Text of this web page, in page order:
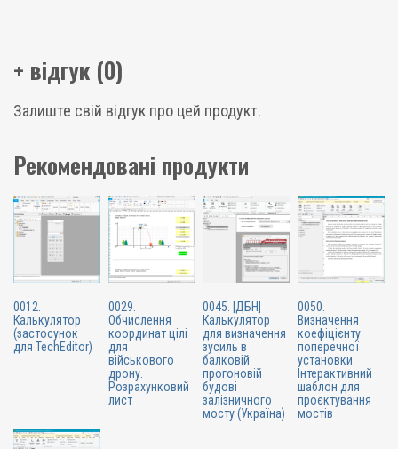
+ відгук (0)
Залиште свій відгук про цей продукт.
Рекомендовані продукти
0012.
Калькулятор
(застосунок
для TechEditor)
0029.
Обчислення
координат цілі
для
військового
дрону.
Розрахунковий
лист
0045. [ДБН]
Калькулятор
для визначення
зусиль в
балковій
прогоновій
будові
залізничного
мосту (Україна)
0050.
Визначення
коефіцієнту
поперечної
установки.
Інтерактивний
шаблон для
проєктування
мостів